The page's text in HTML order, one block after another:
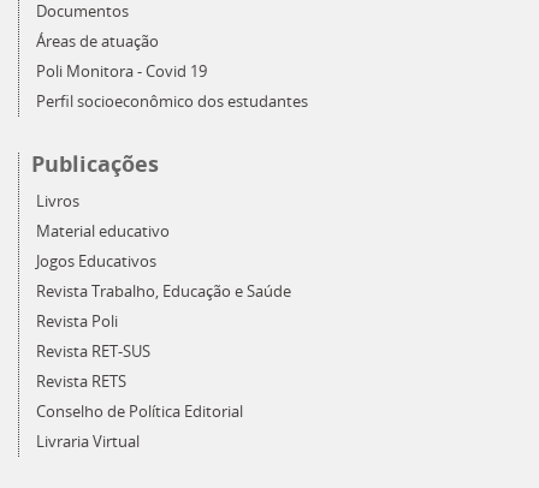
Documentos
Áreas de atuação
Poli Monitora - Covid 19
Perfil socioeconômico dos estudantes
Publicações
Livros
Material educativo
Jogos Educativos
Revista Trabalho, Educação e Saúde
Revista Poli
Revista RET-SUS
Revista RETS
Conselho de Política Editorial
Livraria Virtual